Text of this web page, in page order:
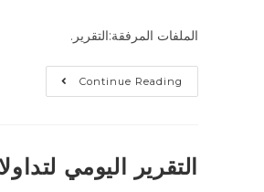
الملفات المرفقة:التقرير.
Continue Reading
التقرير اليومي لتداولات